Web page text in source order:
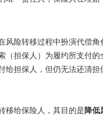
风险转移过程中扮演代偿
（担保人）为履约所支付
给担保人，但仍无法还清
移给保险人，其目的是降低